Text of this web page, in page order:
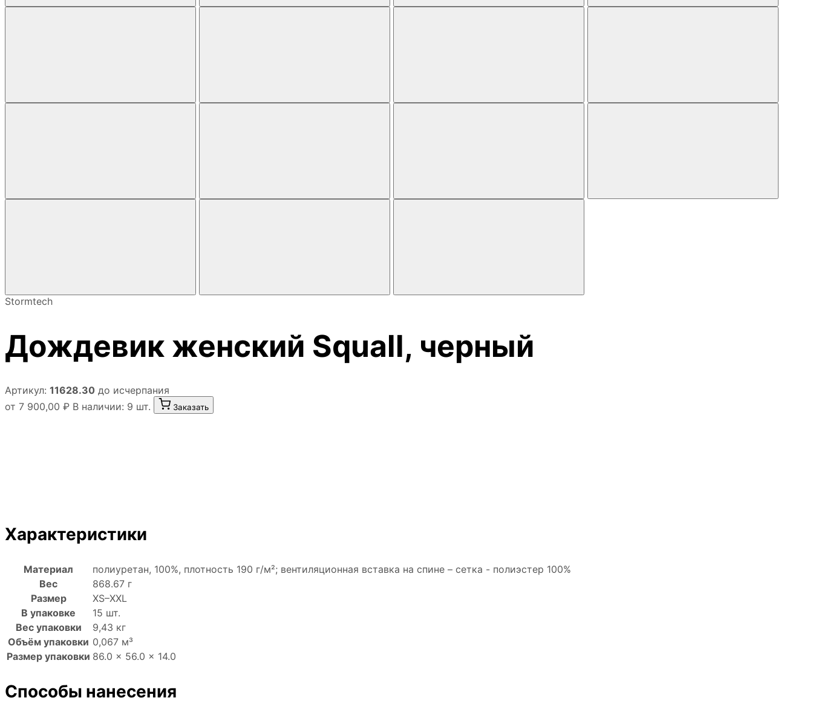
Stormtech
Дождевик женский Squall, черный
Артикул: 11628.30 до исчерпания
от 7 900,00 ₽ В наличии: 9 шт. Заказать
Характеристики
Материал
полиуретан, 100%, плотность 190 г/м²; вентиляционная вставка на спине – сетка - полиэстер 100%
Вес
868.67 г
Размер
XS–XXL
В упаковке
15 шт.
Вес упаковки
9,43 кг
Объём упаковки 0,067 м³
Размер упаковки 86.0 × 56.0 × 14.0
Способы нанесения